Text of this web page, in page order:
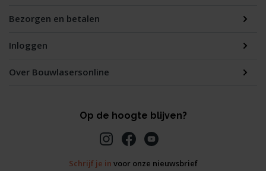
Bezorgen en betalen
Inloggen
Over Bouwlasersonline
Op de hoogte blijven?
Schrijf je in voor onze nieuwsbrief